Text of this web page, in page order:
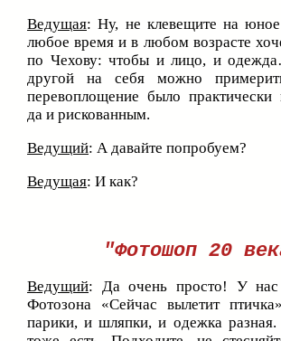
Ведущая: Ну, не клевещите на
любое время и в любом возрасте
по Чехову: чтобы и лицо, и
другой на себя можно
перевоплощение было
да и рискованным.
Ведущий: А давайте попробуем?
Ведущая: И как?
"Фотошоп 20
Ведущий: Да очень просто! У нас
Фотозона «Сейчас вылетит
парики, и шляпки, и одежка